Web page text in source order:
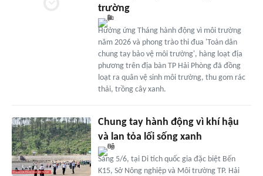
trường
Hưởng ứng Tháng hành động vì môi trường
năm 2026 và phong trào thi đua 'Toàn dân
chung tay bảo vệ môi trường', hàng loạt địa
phương trên địa bàn TP Hải Phòng đã đồng
loạt ra quân vệ sinh môi trường, thu gom rác
thải, trồng cây xanh.
Chung tay hành động vì khí hậu
và lan tỏa lối sống xanh
Sáng 5/6, tại Di tích quốc gia đặc biệt Bến
K15, Sở Nông nghiệp và Môi trường TP. Hải